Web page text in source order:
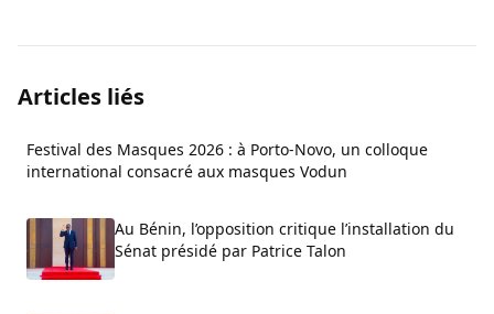
Articles liés
Festival des Masques 2026 : à Porto-Novo, un colloque
international consacré aux masques Vodun
Au Bénin, l’opposition critique l’installation du
Sénat présidé par Patrice Talon